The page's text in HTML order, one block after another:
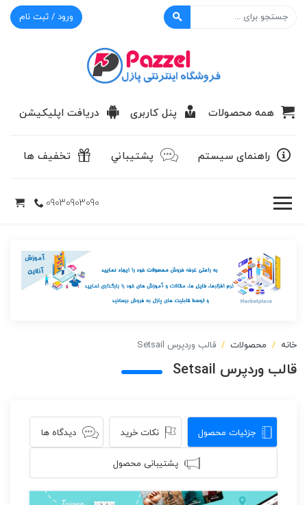
ورود / ثبت نام
همه محصولات پنل کاربری دریافت اپلیکیشن
راهنمای سیستم پشتيباني تخفیف ها
09030903090
خانه محصولات قالب وردپرس Setsail
قالب وردپرس Setsail
جزئیات محصول نکات خرید دیدگاه ها
پشتیبانی محصول